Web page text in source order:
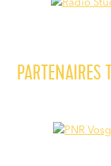
PARTENAIRES